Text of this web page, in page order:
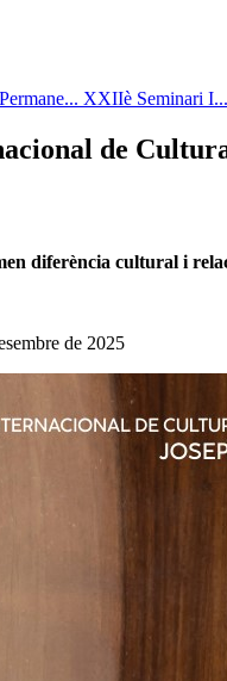
XXIIè Seminari I...
de
diferència cultural i
de 2025